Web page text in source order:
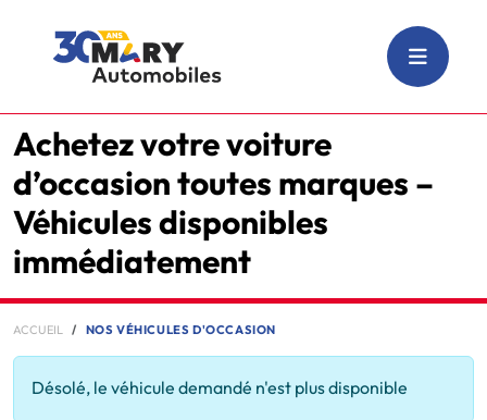
Achetez votre voiture
d’occasion toutes marques –
Véhicules disponibles
immédiatement
ACCUEIL NOS VÉHICULES D'OCCASION
Désolé, le véhicule demandé n'est plus disponible